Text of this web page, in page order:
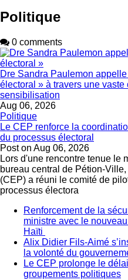
Politique
0 comments
Dre Sandra Paulemon
électoral » à travers une
sensibilisation
Aug 06, 2026
Politique
Le CEP renforce la
du processus électoral
Post on Aug 06, 2026
Lors d'une rencontre tenue le
bureau central de Pétion-
(CEP) a réuni le comité de
processus électora
Renforcement de la
ministre avec le
Haïti
Alix Didier Fils-Aimé
la volonté du
Le CEP prolonge le
groupements politiques